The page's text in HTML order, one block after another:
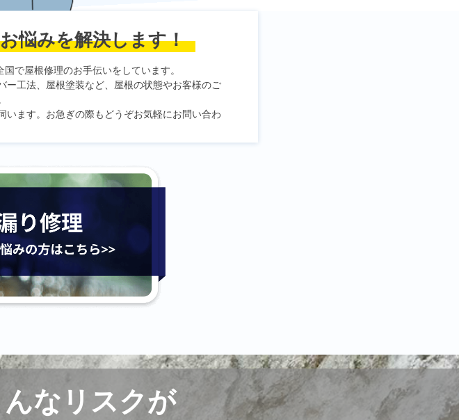
悩みを解決します！
で屋根修理のお手伝いをしています。
工法、屋根塗装など、屋根の状態やお客様のご
ます。お急ぎの際もどうぞお気軽にお問い合わ
なリスクが